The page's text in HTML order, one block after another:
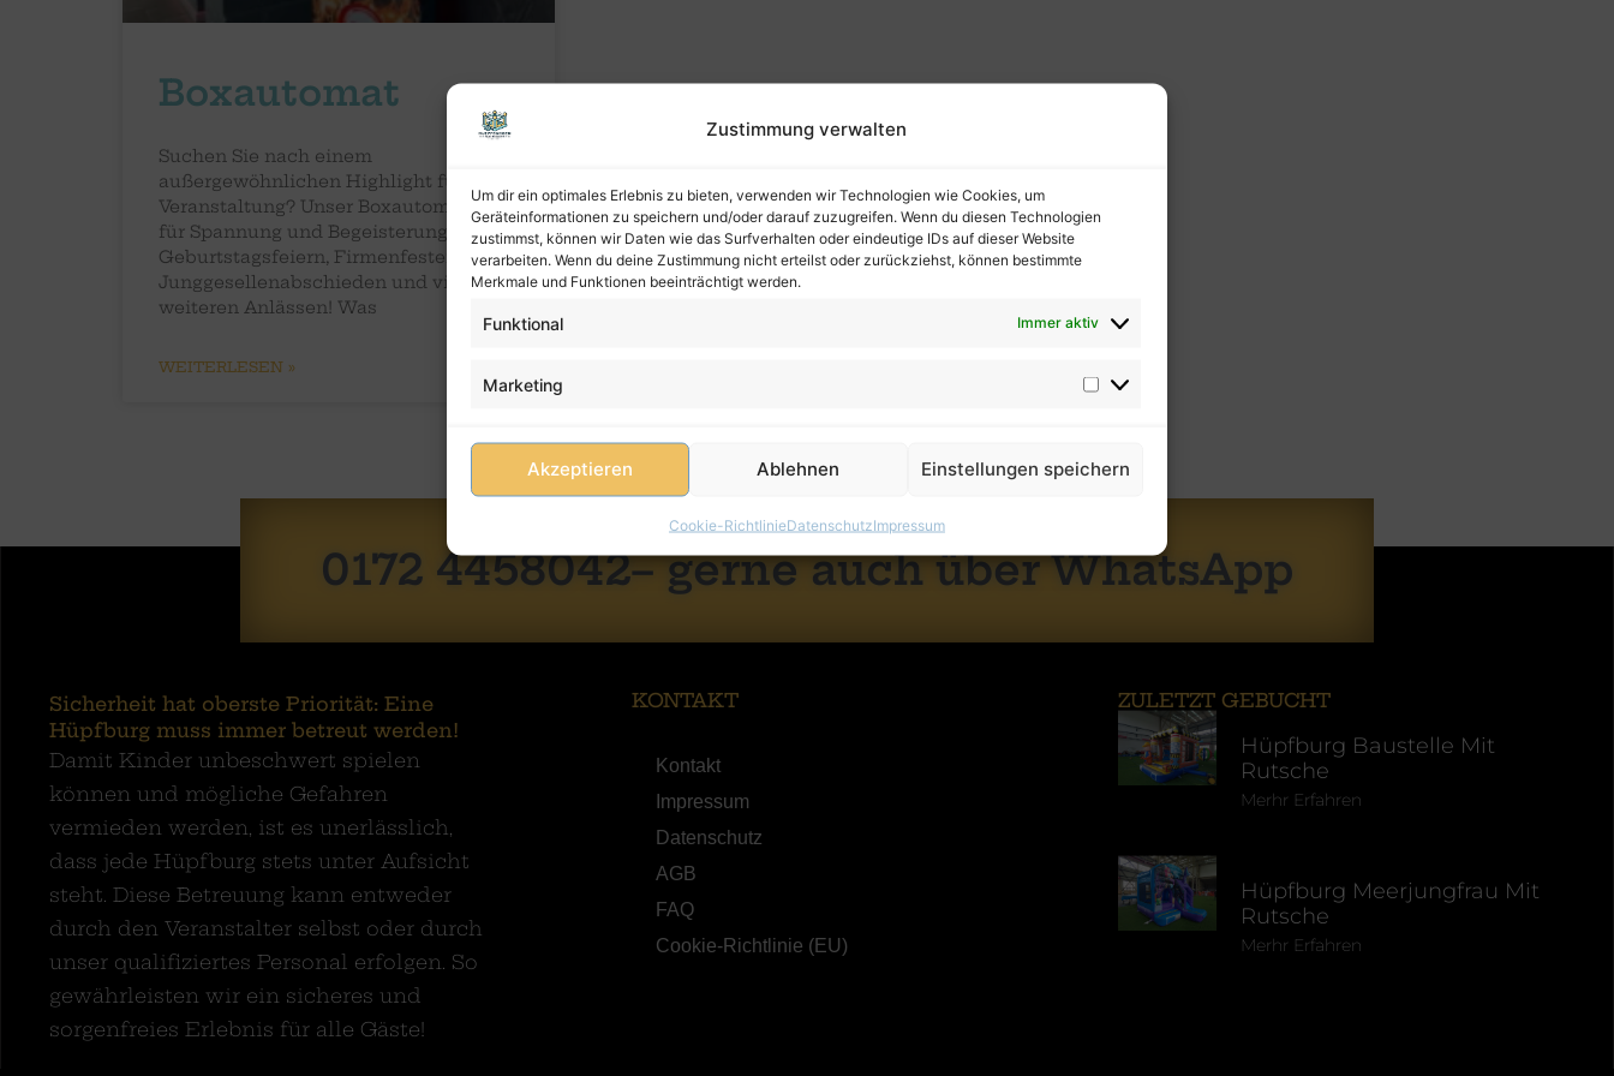
Zustimmung verwalten
Um dir ein optimales Erlebnis zu bieten, verwenden wir Technologien wie Cookies, um
Geräteinformationen zu speichern und/oder darauf zuzugreifen. Wenn du diesen Technologien
zustimmst, können wir Daten wie das Surfverhalten oder eindeutige IDs auf dieser Website
verarbeiten. Wenn du deine Zustimmung nicht erteilst oder zurückziehst, können bestimmte
Merkmale und Funktionen beeinträchtigt werden.
Funktional Immer aktiv
Marketing
Akzeptieren Ablehnen Einstellungen speichern
Cookie-RichtlinieDatenschutzImpressum
Boxautomat
Suchen Sie nach einem
außergewöhnlichen Highlight für Ihre
Veranstaltung? Unser Boxautomat sorgt
für Spannung und Begeisterung bei
Geburtstagsfeiern, Firmenfesten,
Junggesellenabschieden und vielen
weiteren Anlässen! Was
WEITERLESEN »
0172 4458042– gerne auch über WhatsApp
Sicherheit hat oberste Priorität: Eine
Hüpfburg muss immer betreut werden!
Damit Kinder unbeschwert spielen
können und mögliche Gefahren
vermieden werden, ist es unerlässlich,
dass jede Hüpfburg stets unter Aufsicht
steht. Diese Betreuung kann entweder
durch den Veranstalter selbst oder durch
unser qualifiziertes Personal erfolgen. So
gewährleisten wir ein sicheres und
sorgenfreies Erlebnis für alle Gäste!
KONTAKT
Kontakt
Impressum
Datenschutz
AGB
FAQ
Cookie-Richtlinie (EU)
ZULETZT GEBUCHT
Hüpfburg Baustelle Mit
Rutsche
Merhr Erfahren
Hüpfburg Meerjungfrau Mit
Rutsche
Merhr Erfahren